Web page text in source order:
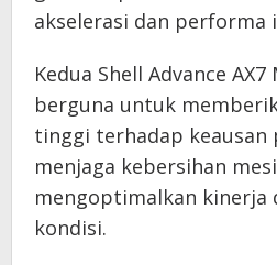
akselerasi dan
Kedua Shell Advance
berguna untuk
tinggi terhadap keausan
menjaga kebersihan
mengoptimalkan kinerja
kondisi.